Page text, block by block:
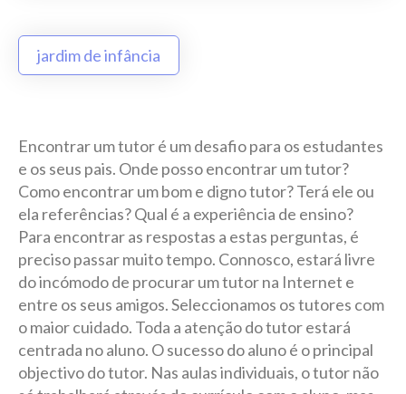
jardim de infância
Encontrar um tutor é um desafio para os estudantes
e os seus pais. Onde posso encontrar um tutor?
Como encontrar um bom e digno tutor? Terá ele ou
ela referências? Qual é a experiência de ensino?
Para encontrar as respostas a estas perguntas, é
preciso passar muito tempo. Connosco, estará livre
do incómodo de procurar um tutor na Internet e
entre os seus amigos. Seleccionamos os tutores com
o maior cuidado. Toda a atenção do tutor estará
centrada no aluno. O sucesso do aluno é o principal
objectivo do tutor. Nas aulas individuais, o tutor não